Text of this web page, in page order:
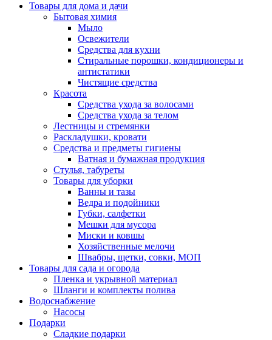
Товары для дома и дачи
Бытовая химия
Мыло
Освежители
Средства для кухни
Стиральные порошки, кондиционеры и
антистатики
Чистящие средства
Красота
Средства ухода за волосами
Средства ухода за телом
Лестницы и стремянки
Раскладушки, кровати
Средства и предметы гигиены
Ватная и бумажная продукция
Стулья, табуреты
Товары для уборки
Ванны и тазы
Ведра и подойники
Губки, салфетки
Мешки для мусора
Миски и ковшы
Хозяйственные мелочи
Швабры, щетки, совки, МОП
Товары для сада и огорода
Пленка и укрывной материал
Шланги и комплекты полива
Водоснабжение
Насосы
Подарки
Cладкие подарки